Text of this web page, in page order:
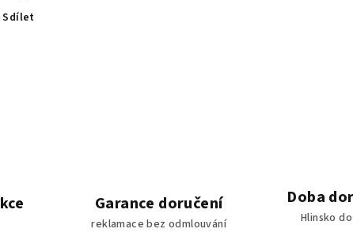
Sdílet
Garance doručení
reklamace bez odmlouvání
Doba
Hlinsko